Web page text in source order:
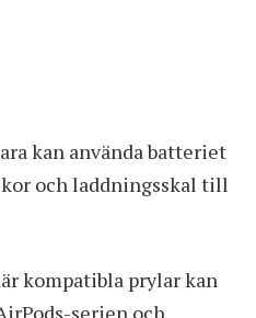
kan använda batteriet
och laddningsskal till
kompatibla prylar kan
serien och